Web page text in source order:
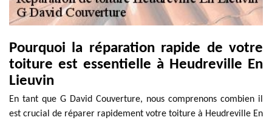
Pourquoi la réparation rapide de votre
toiture est essentielle à Heudreville En
Lieuvin
En tant que G David Couverture, nous comprenons combien il
est crucial de réparer rapidement votre toiture à Heudreville En